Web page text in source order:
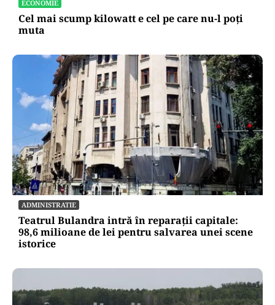
ECONOMIE
Cel mai scump kilowatt e cel pe care nu-l poți
muta
ADMINISTRATIE
Teatrul Bulandra intră în reparații capitale:
98,6 milioane de lei pentru salvarea unei scene
istorice